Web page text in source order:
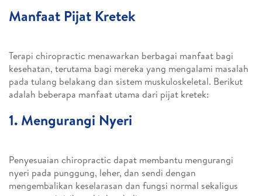
Manfaat Pijat Kretek
Terapi chiropractic menawarkan berbagai manfaat bagi
kesehatan, terutama bagi mereka yang mengalami masalah
pada tulang belakang dan sistem muskuloskeletal. Berikut
adalah beberapa manfaat utama dari pijat kretek:
1. Mengurangi Nyeri
Penyesuaian chiropractic dapat membantu mengurangi
nyeri pada punggung, leher, dan sendi dengan
mengembalikan keselarasan dan fungsi normal sekaligus